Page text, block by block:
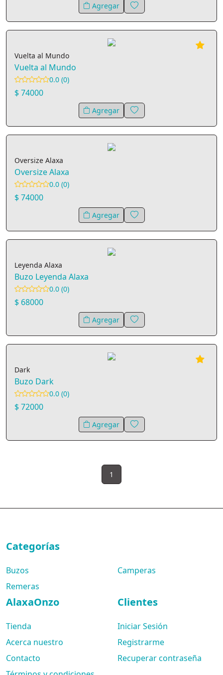
Agregar
Vuelta al Mundo
Vuelta al Mundo
0.0 (0)
$ 74000
Agregar
Oversize Alaxa
Oversize Alaxa
0.0 (0)
$ 74000
Agregar
Leyenda Alaxa
Buzo Leyenda Alaxa
0.0 (0)
$ 68000
Agregar
Dark
Buzo Dark
0.0 (0)
$ 72000
Agregar
1
Categorías
Buzos
Camperas
Remeras
AlaxaOnzo
Tienda
Acerca nuestro
Contacto
Clientes
Iniciar Sesión
Registrarme
Recuperar contraseña